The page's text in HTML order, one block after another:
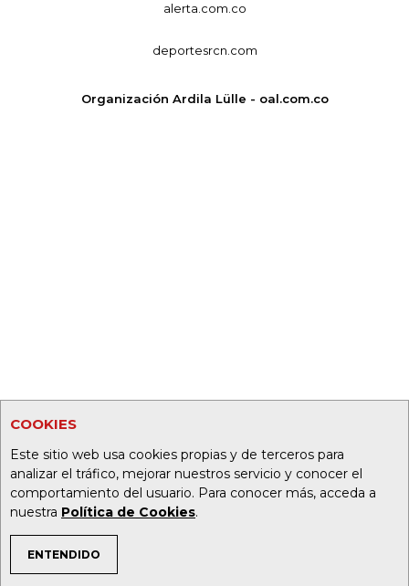
COOKIES
Este sitio web usa cookies propias y de terceros para
analizar el tráfico, mejorar nuestros servicio y conocer el
comportamiento del usuario. Para conocer más, acceda a
nuestra Política de Cookies.
ENTENDIDO
TEMAS DE INTERÉS
alerta.com.co
deportesrcn.com
Organización Ardila Lülle - oal.com.co